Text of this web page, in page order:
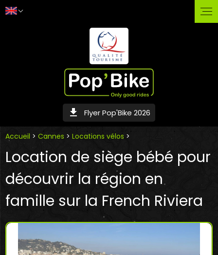
get_app Flyer Pop'Bike 2026
Accueil >Cannes >Locations vélos >
Location de siège bébé pour
découvrir la région en
famille sur la French Riviera